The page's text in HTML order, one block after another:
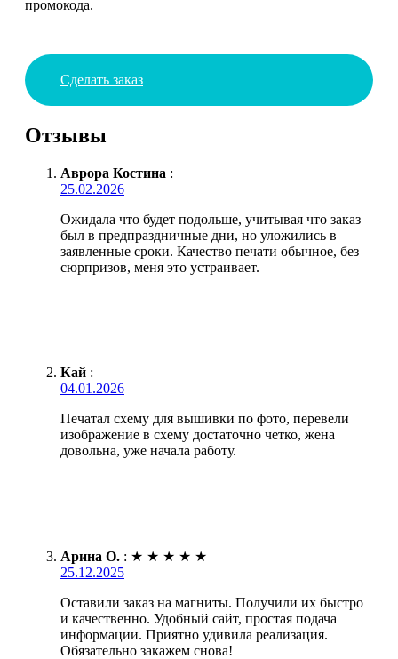
промокода.
Сделать заказ
Отзывы
Аврора Костина :
25.02.2026
Ожидала что будет подольше, учитывая что заказ
был в предпраздничные дни, но уложились в
заявленные сроки. Качество печати обычное, без
сюрпризов, меня это устраивает.
Кай :
04.01.2026
Печатал схему для вышивки по фото, перевели
изображение в схему достаточно четко, жена
довольна, уже начала работу.
Арина О. : ★ ★ ★ ★ ★
25.12.2025
Оставили заказ на магниты. Получили их быстро
и качественно. Удобный сайт, простая подача
информации. Приятно удивила реализация.
Обязательно закажем снова!